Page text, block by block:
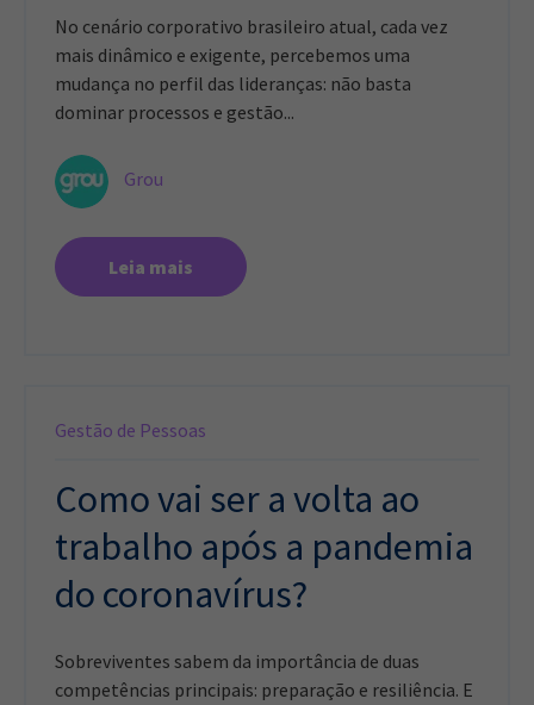
No cenário corporativo brasileiro atual, cada vez
mais dinâmico e exigente, percebemos uma
mudança no perfil das lideranças: não basta
dominar processos e gestão...
Grou
Leia mais
Gestão de Pessoas
Como vai ser a volta ao
trabalho após a pandemia
do coronavírus?
Sobreviventes sabem da importância de duas
competências principais: preparação e resiliência. E